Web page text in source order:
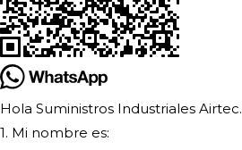
Hola Suministros Industriales Airtec.
1. Mi nombre es: